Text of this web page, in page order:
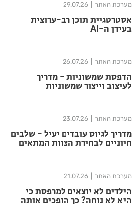
מערכת האתר 29.07.26
אסטרטגיית תוכן רב-ערוצית
בעידן ה-AI
מערכת האתר 26.07.26
הדפסת שמשוניות - מדריך
לעיצוב וייצור שמשוניות
מערכת האתר 23.07.26
מדריך לגיוס עובדים יעיל - שלבים
חיוניים לבחירת הצוות המתאים
מערכת האתר 21.07.26
הילדים לא יוצאים למרפסת כי
היא לא נוחה? כך הופכים אותה